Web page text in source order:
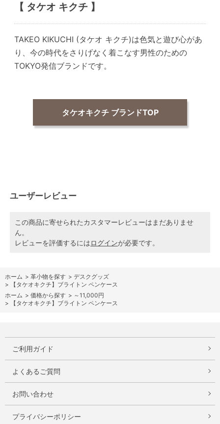
【 タケオ キクチ 】
TAKEO KIKUCHI (タケオ キクチ)は色気と遊び心があ
り、今の時代をさりげなく着こなす男性のための
TOKYO発信ブランドです。
タケオキクチ ブランドTOP
ユーザーレビュー
この商品に寄せられたカスタマーレビューはまだありませ
ん。
レビューを評価するにはログインが必要です。
ホーム > 革小物を探す > デスクグッズ
>
【タケオキクチ】ブライトン ペンケース
ホーム > 価格から探す > ～11,000円
>
【タケオキクチ】ブライトン ペンケース
ご利用ガイド
よくあるご質問
お問い合わせ
プライバシーポリシー